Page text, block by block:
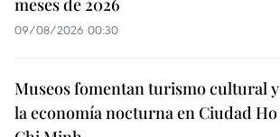
09/08/2026 00:30
Museos fomentan turismo cultural y
la economía nocturna en Ciudad Ho